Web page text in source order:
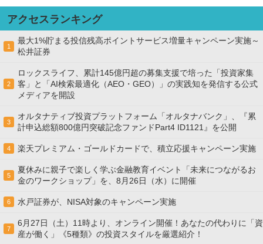
アクセスランキング
1
最大1%貯まる投信残高ポイントサービス増量キャンペーン実施～
松井証券
2
ロックスライフ、累計145億円超の募集支援で培った「投資家集
客」と「AI検索最適化（AEO・GEO）」の実践知を発信する公式
メディアを開設
3
オルタナティブ投資プラットフォーム「オルタナバンク」、『累
計申込総額800億円突破記念ファンドPart4 ID1121』を公開
4 楽天プレミアム・ゴールドカードで、積立応援キャンペーン実施
5
夏休みに親子で楽しく学ぶ金融教育イベント「未来につながるお
金のワークショップ」を、8月26日（水）に開催
6 水戸証券が、NISA対象のキャンペーン実施
7
6月27日（土）11時より、オンライン開催！あなたの代わりに「資
産が働く」《5種類》の投資スタイルを厳選紹介！